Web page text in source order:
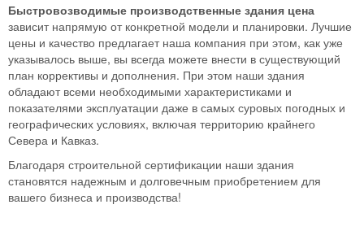
Быстровозводимые производственные здания цена
зависит напрямую от конкретной модели и планировки. Лучшие
цены и качество предлагает наша компания при этом, как уже
указывалось выше, вы всегда можете внести в существующий
план коррективы и дополнения. При этом наши здания
обладают всеми необходимыми характеристиками и
показателями эксплуатации даже в самых суровых погодных и
географических условиях, включая территорию крайнего
Севера и Кавказ.
Благодаря строительной сертификации наши здания
становятся надежным и долговечным приобретением для
вашего бизнеса и производства!